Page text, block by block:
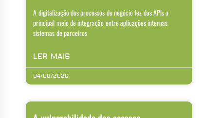
A digitalização dos processos de negócio fez das APIs o
principal meio de integração entre aplicações internas,
sistemas de parceiros
LER MAIS
04/08/2026